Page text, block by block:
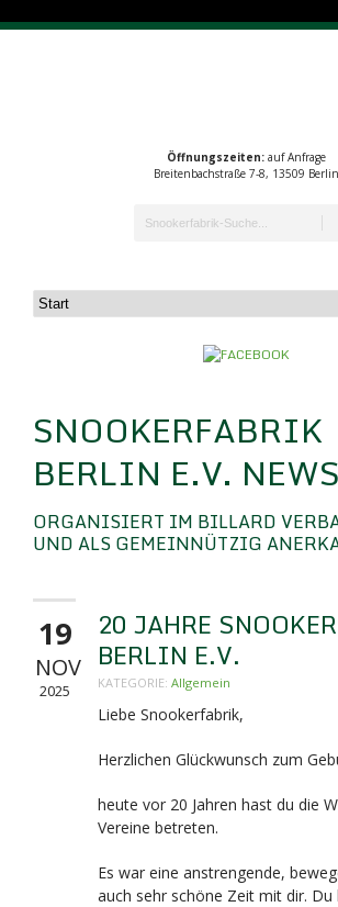
Öffnungszeiten:auf Anfrage
Breitenbachstraße 7-8, 13509 Berlin
SNOOKERFABRIK
BERLIN E.V. NEWS
ORGANISIERT IM BILLARD
UND ALS GEMEINNÜTZIG
19
NOV
2025
20 JAHRE
BERLIN E.V.
KATEGORIE: Allgemein
Liebe Snookerfabrik,
Herzlichen Glückwunsch zum
heute vor 20 Jahren hast du die
Vereine betreten.
Es war eine anstrengende,
auch sehr schöne Zeit mit dir. Du